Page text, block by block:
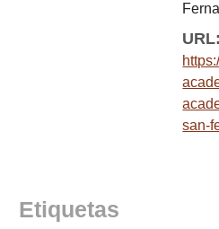
URL:
san-
Etiquetas